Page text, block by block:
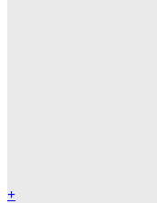
+